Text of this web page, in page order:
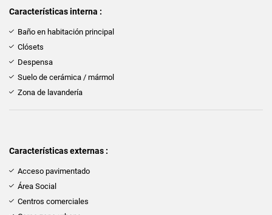
Características interna :
Baño en habitación principal
Clósets
Despensa
Suelo de cerámica / mármol
Zona de lavandería
Características externas :
Acceso pavimentado
Área Social
Centros comerciales